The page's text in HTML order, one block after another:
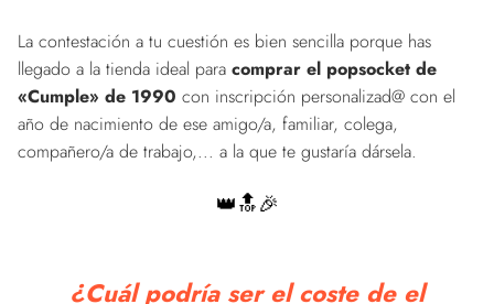
La contestación a tu cuestión es bien sencilla porque has
llegado a la tienda ideal para comprar el popsocket de
«Cumple» de 1990 con inscripción personalizad@ con el
año de nacimiento de ese amigo/a, familiar, colega,
compañero/a de trabajo,... a la que te gustaría dársela.
👑🔝🎉
¿Cuál podría ser el coste de el